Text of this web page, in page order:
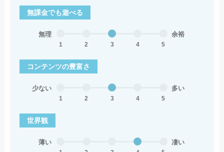
無課金でも遊べる
無理
1 2 3 4 5
余裕
コンテンツの豊富さ
少ない
1 2 3 4 5
多い
世界観
薄い 凄い